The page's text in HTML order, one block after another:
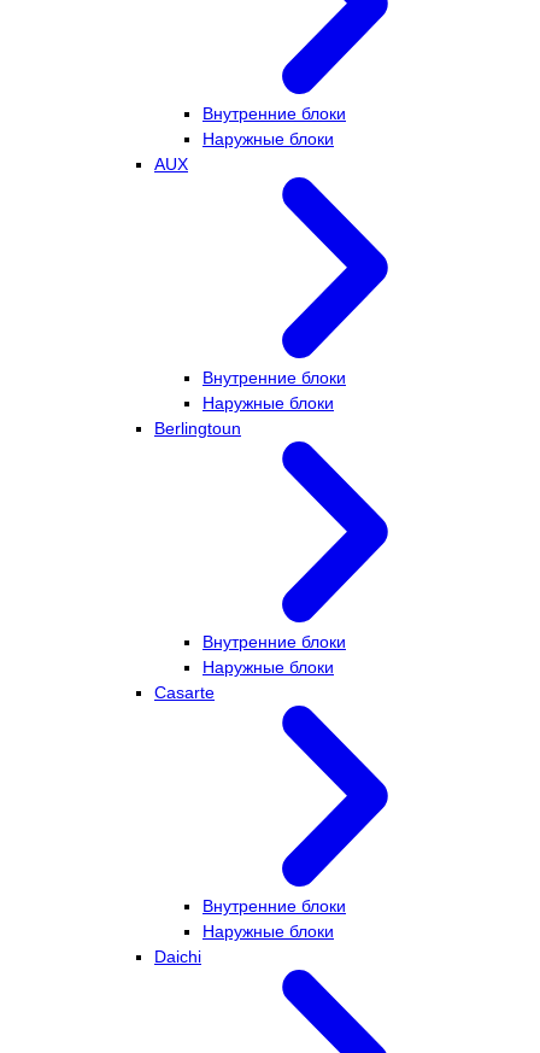
Внутренние блоки
Наружные блоки
AUX
Внутренние блоки
Наружные блоки
Berlingtoun
Внутренние блоки
Наружные блоки
Casarte
Внутренние блоки
Наружные блоки
Daichi